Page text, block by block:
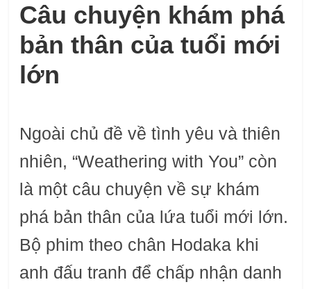
Câu chuyện khám phá
bản thân của tuổi mới
lớn
Ngoài chủ đề về tình yêu và thiên
nhiên, “Weathering with You” còn
là một câu chuyện về sự khám
phá bản thân của lứa tuổi mới lớn.
Bộ phim theo chân Hodaka khi
anh đấu tranh để chấp nhận danh